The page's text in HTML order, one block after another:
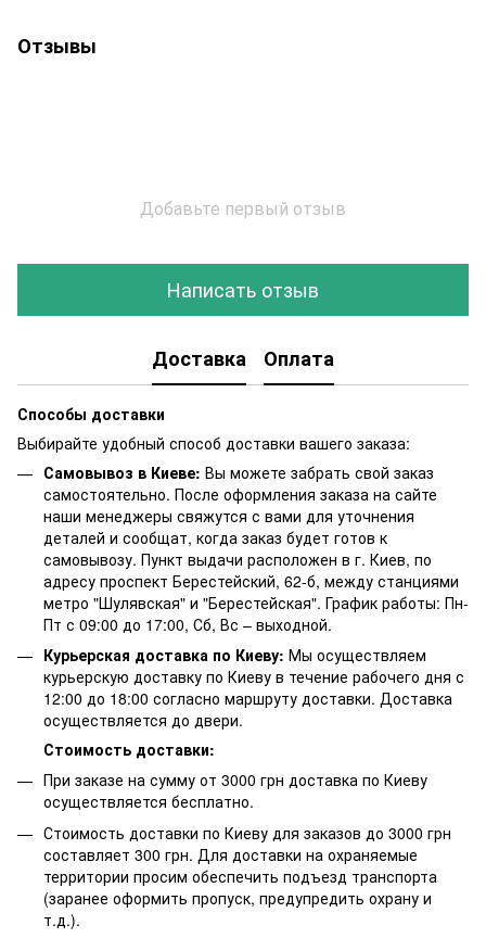
Отзывы
Добавьте первый отзыв
Написать отзыв
Доставка Оплата
Способы доставки
Выбирайте удобный способ доставки вашего заказа:
Самовывоз в Киеве: Вы можете забрать свой заказ
самостоятельно. После оформления заказа на сайте
наши менеджеры свяжутся с вами для уточнения
деталей и сообщат, когда заказ будет готов к
самовывозу. Пункт выдачи расположен в г. Киев, по
адресу проспект Берестейский, 62-б, между станциями
метро "Шулявская" и "Берестейская". График работы: Пн-
Пт с 09:00 до 17:00, Сб, Вс – выходной.
Курьерская доставка по Киеву: Мы осуществляем
курьерскую доставку по Киеву в течение рабочего дня с
12:00 до 18:00 согласно маршруту доставки. Доставка
осуществляется до двери.
Стоимость доставки:
При заказе на сумму от 3000 грн доставка по Киеву
осуществляется бесплатно.
Стоимость доставки по Киеву для заказов до 3000 грн
составляет 300 грн. Для доставки на охраняемые
территории просим обеспечить подъезд транспорта
(заранее оформить пропуск, предупредить охрану и
т.д.).